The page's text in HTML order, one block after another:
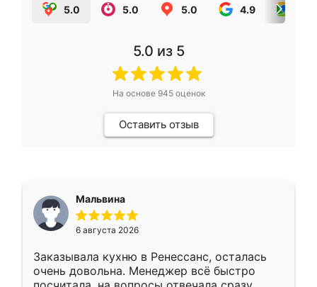
5.0 5.0 5.0 4.9
5.0 из 5
На основе 945оценок
Оставить отзыв
Мальвина
6 августа 2026
Заказывала кухню в Ренессанс, осталась
очень довольна. Менеджер всё быстро